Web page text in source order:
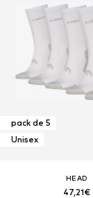
pack de 5
Unisex
HEAD
47,21€